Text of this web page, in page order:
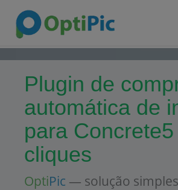
Plugin de
automática de
para
cliques
OptiPic — solução